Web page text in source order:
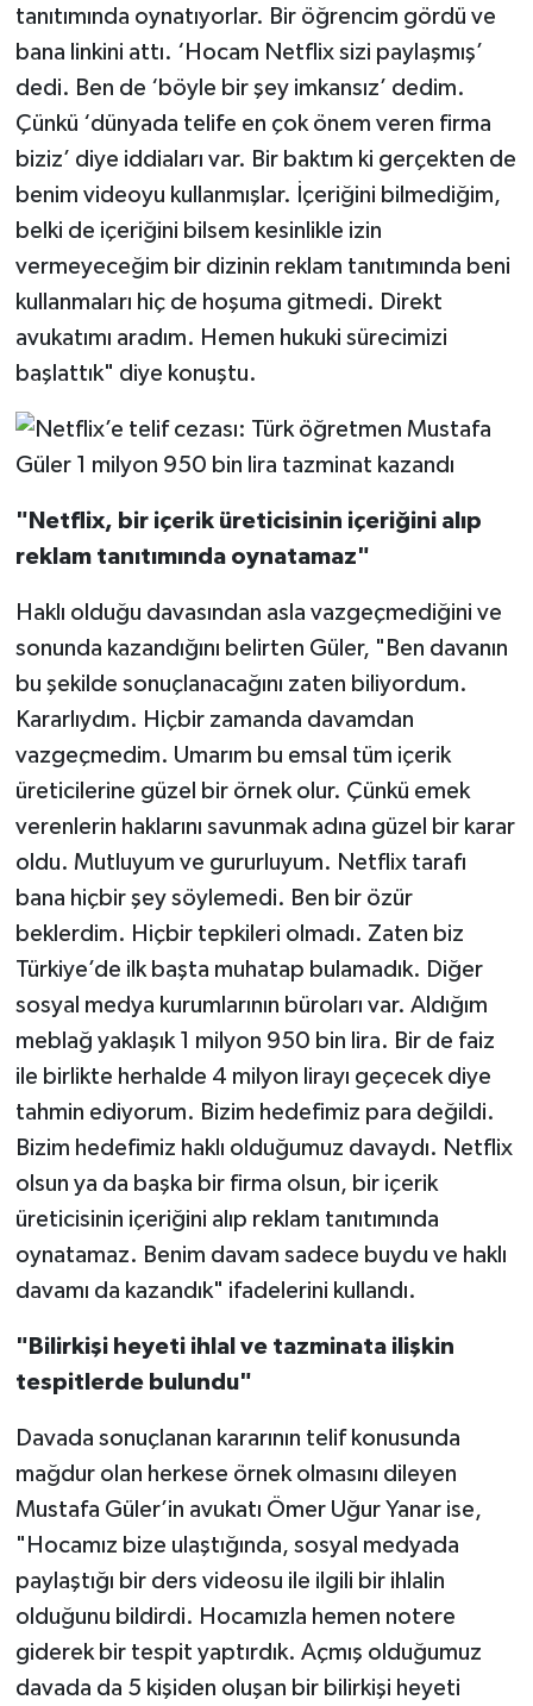
tanıtımında oynatıyorlar. Bir öğrencim gördü ve
bana linkini attı. ‘Hocam Netflix sizi paylaşmış’
dedi. Ben de ‘böyle bir şey imkansız’ dedim.
Çünkü ‘dünyada telife en çok önem veren firma
biziz’ diye iddiaları var. Bir baktım ki gerçekten de
benim videoyu kullanmışlar. İçeriğini bilmediğim,
belki de içeriğini bilsem kesinlikle izin
vermeyeceğim bir dizinin reklam tanıtımında beni
kullanmaları hiç de hoşuma gitmedi. Direkt
avukatımı aradım. Hemen hukuki sürecimizi
başlattık" diye konuştu.
"Netflix, bir içerik üreticisinin içeriğini alıp
reklam tanıtımında oynatamaz"
Haklı olduğu davasından asla vazgeçmediğini ve
sonunda kazandığını belirten Güler, "Ben davanın
bu şekilde sonuçlanacağını zaten biliyordum.
Kararlıydım. Hiçbir zamanda davamdan
vazgeçmedim. Umarım bu emsal tüm içerik
üreticilerine güzel bir örnek olur. Çünkü emek
verenlerin haklarını savunmak adına güzel bir karar
oldu. Mutluyum ve gururluyum. Netflix tarafı
bana hiçbir şey söylemedi. Ben bir özür
beklerdim. Hiçbir tepkileri olmadı. Zaten biz
Türkiye’de ilk başta muhatap bulamadık. Diğer
sosyal medya kurumlarının büroları var. Aldığım
meblağ yaklaşık 1 milyon 950 bin lira. Bir de faiz
ile birlikte herhalde 4 milyon lirayı geçecek diye
tahmin ediyorum. Bizim hedefimiz para değildi.
Bizim hedefimiz haklı olduğumuz davaydı. Netflix
olsun ya da başka bir firma olsun, bir içerik
üreticisinin içeriğini alıp reklam tanıtımında
oynatamaz. Benim davam sadece buydu ve haklı
davamı da kazandık" ifadelerini kullandı.
"Bilirkişi heyeti ihlal ve tazminata ilişkin
tespitlerde bulundu"
Davada sonuçlanan kararının telif konusunda
mağdur olan herkese örnek olmasını dileyen
Mustafa Güler’in avukatı Ömer Uğur Yanar ise,
"Hocamız bize ulaştığında, sosyal medyada
paylaştığı bir ders videosu ile ilgili bir ihlalin
olduğunu bildirdi. Hocamızla hemen notere
giderek bir tespit yaptırdık. Açmış olduğumuz
davada da 5 kişiden oluşan bir bilirkişi heyeti